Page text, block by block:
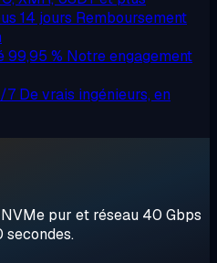
14 jours Remboursement
99,95 % Notre engagement
7 De vrais ingénieurs, en
pur et réseau 40 Gbps
secondes.